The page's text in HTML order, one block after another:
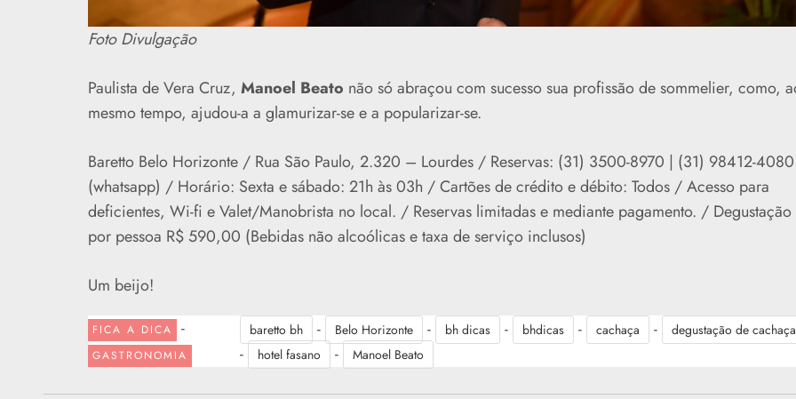
Foto Divulgação
Paulista de Vera Cruz, Manoel Beato não só abraçou com sucesso sua profissão de sommelier, como,
mesmo tempo, ajudou-a a glamurizar-se e a popularizar-se.
Baretto Belo Horizonte / Rua São Paulo, 2.320 – Lourdes / Reservas: (31) 3500-8970 | (31) 98412-4080
(whatsapp) / Horário: Sexta e sábado: 21h às 03h / Cartões de crédito e débito: Todos / Acesso para
deficientes, Wi-fi e Valet/Manobrista no local. / Reservas limitadas e mediante pagamento. / Degustação
por pessoa R$ 590,00 (Bebidas não alcoólicas e taxa de serviço inclusos)
Um beijo!
FICA A DICA -
GASTRONOMIA
baretto bh - Belo Horizonte - bh dicas - bhdicas - cachaça - degustação de cachaça
- hotel fasano - Manoel Beato